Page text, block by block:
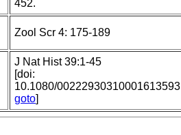
452.
Zool Scr 4: 175-189
J Nat Hist 39:1-45
[doi:
10.1080/00222930310001613593
goto]